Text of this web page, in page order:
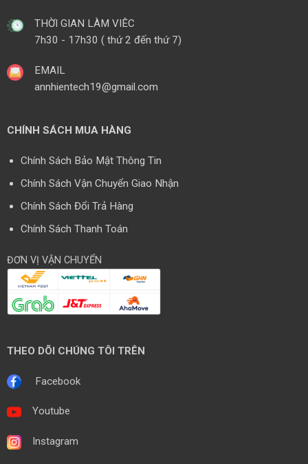
THỜI GIAN LÀM VIÊC
7h30 - 17h30 ( thứ 2 đến thứ 7)
EMAIL
annhientech19@gmail.com
CHÍNH SÁCH MUA HÀNG
Chính Sách Bảo Mật Thông Tin
Chính Sách Vận Chuyển Giao Nhận
Chính Sách Đổi Trả Hàng
Chính Sách Thanh Toán
ĐƠN VỊ VẬN CHUYỂN
THEO DÕI CHÚNG TÔI TRÊN
Facebook
Youtube
Instagram